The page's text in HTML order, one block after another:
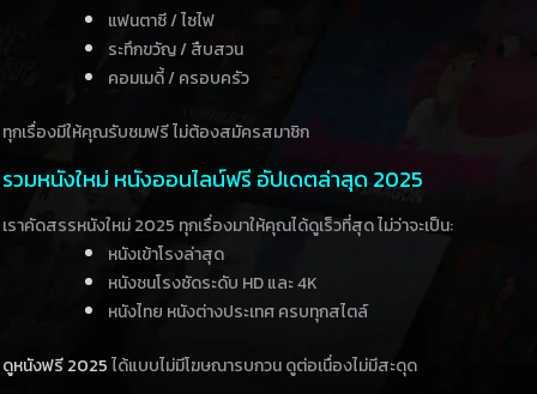
แฟนตาซี / ไซไฟ
ระทึกขวัญ / สืบสวน
คอมเมดี้ / ครอบครัว
ทุกเรื่องมีให้คุณรับชมฟรี ไม่ต้องสมัครสมาชิก
รวมหนังใหม่ หนังออนไลน์ฟรี อัปเดตล่าสุด 2025
เราคัดสรรหนังใหม่ 2025 ทุกเรื่องมาให้คุณได้ดูเร็วที่สุด ไม่ว่าจะเป็น:
หนังเข้าโรงล่าสุด
หนังชนโรงชัดระดับ HD และ 4K
หนังไทย หนังต่างประเทศ ครบทุกสไตล์
ดูหนังฟรี 2025ได้แบบไม่มีโฆษณารบกวน ดูต่อเนื่องไม่มีสะดุด